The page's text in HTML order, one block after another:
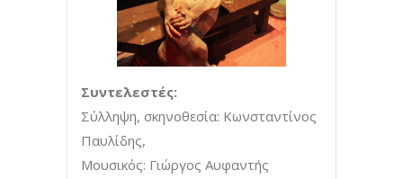
Συντελεστές:
Σύλληψη, σκηνοθεσία: Κωνσταντίνος
Παυλίδης,
Μουσικός: Γιώργος Αυφαντής